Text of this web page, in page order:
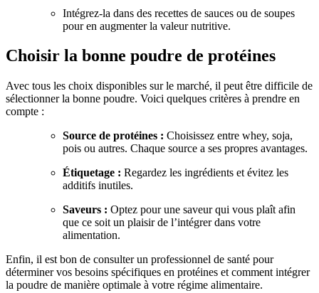
Intégrez-la dans des recettes de sauces ou de soupes
pour en augmenter la valeur nutritive.
Choisir la bonne poudre de protéines
Avec tous les choix disponibles sur le marché, il peut être difficile de
sélectionner la bonne poudre. Voici quelques critères à prendre en
compte :
Source de protéines : Choisissez entre whey, soja,
pois ou autres. Chaque source a ses propres avantages.
Étiquetage : Regardez les ingrédients et évitez les
additifs inutiles.
Saveurs : Optez pour une saveur qui vous plaît afin
que ce soit un plaisir de l’intégrer dans votre
alimentation.
Enfin, il est bon de consulter un professionnel de santé pour
déterminer vos besoins spécifiques en protéines et comment intégrer
la poudre de manière optimale à votre régime alimentaire.